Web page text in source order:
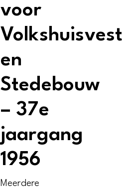
voor
en
Stedebouw
– 37e
jaargang
1956
Meerdere